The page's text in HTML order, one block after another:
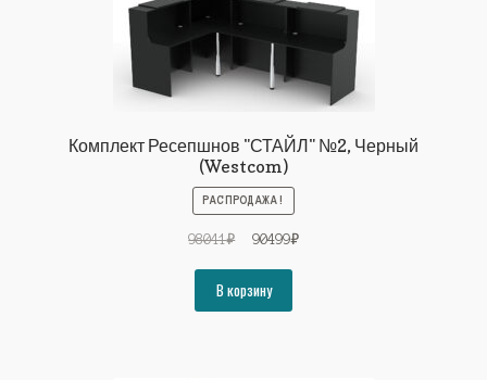
Комплект Ресепшнов "СТАЙЛ" №2, Черный
(Westcom)
РАСПРОДАЖА!
98041₽
Первоначальная
составляла
98041₽.
90499₽Текущая
В корзину